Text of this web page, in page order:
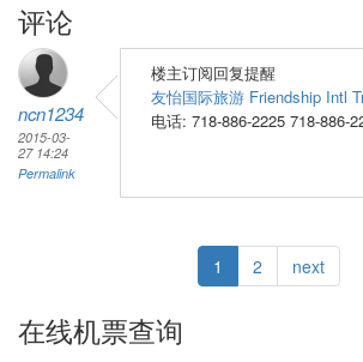
评论
ncn1234
2015-03-
27 14:24
Permalink
楼主订阅回复提醒
友怡国际旅游 Friendship Intl
电话: 718-886-2225 718-886-
1 2 next
在线机票查询